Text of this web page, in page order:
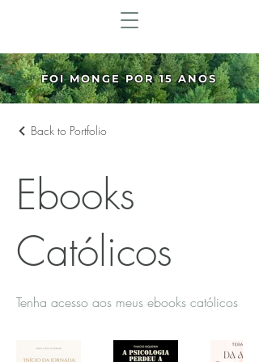
FOI MONGE POR 15 ANOS
Back to Portfolio
Ebooks
Católicos
Tenha acesso aos meus ebooks católicos